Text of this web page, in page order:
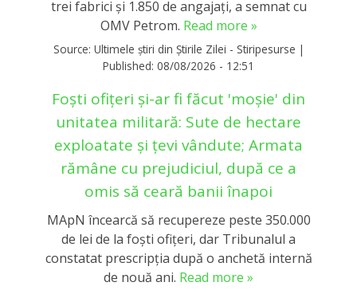
trei fabrici și 1.850 de angajați, a semnat cu
OMV Petrom. Read more »
Source: Ultimele știri din Știrile Zilei - Stiripesurse |
Published: 08/08/2026 - 12:51
Foști ofițeri și-ar fi făcut 'moșie' din
unitatea militară: Sute de hectare
exploatate și țevi vândute; Armata
rămâne cu prejudiciul, după ce a
omis să ceară banii înapoi
MApN încearcă să recupereze peste 350.000
de lei de la foști ofițeri, dar Tribunalul a
constatat prescripția după o anchetă internă
de nouă ani. Read more »